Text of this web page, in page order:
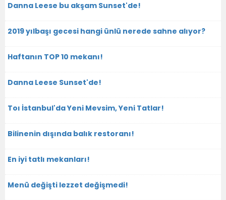
Danna Leese bu akşam Sunset'de!
2019 yılbaşı gecesi hangi ünlü nerede sahne alıyor?
Haftanın TOP 10 mekanı!
Danna Leese Sunset'de!
Toı İstanbul'da Yeni Mevsim, Yeni Tatlar!
Bilinenin dışında balık restoranı!
En iyi tatlı mekanları!
Menü değişti lezzet değişmedi!